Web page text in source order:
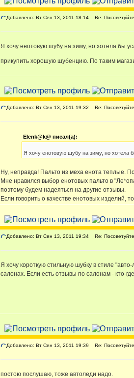
Добавлено: Вт Сен 13, 2011 18:14 Re:
Я хочу енотовую шубу на зиму, но хотела бы
прикупить хорошую шубенцию. По таким
Добавлено: Вт Сен 13, 2011 19:32 Re:
Elenk@k@ писал(а):
Я хочу енотовую шубу на зиму, но хотела
Ну, неправда! Пальто из меха енота теплые.
Мне нравился выбор енотовых пальто в
поэтому будем надеяться на другие отзывы.
Если говорить о качестве енотовых изделий,
Добавлено: Вт Сен 13, 2011 19:34 Re:
Я хочу короткую стильную шубку в стиле
салонах. Если есть отзывы по салонам - кто-
Добавлено: Вт Сен 13, 2011 19:39 Re:
постою послушаю, тоже автоледи надо.